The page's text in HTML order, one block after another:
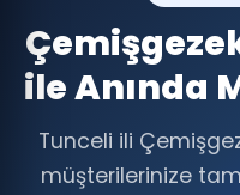
ile Anında
Tunceli ili
müşterilerinize